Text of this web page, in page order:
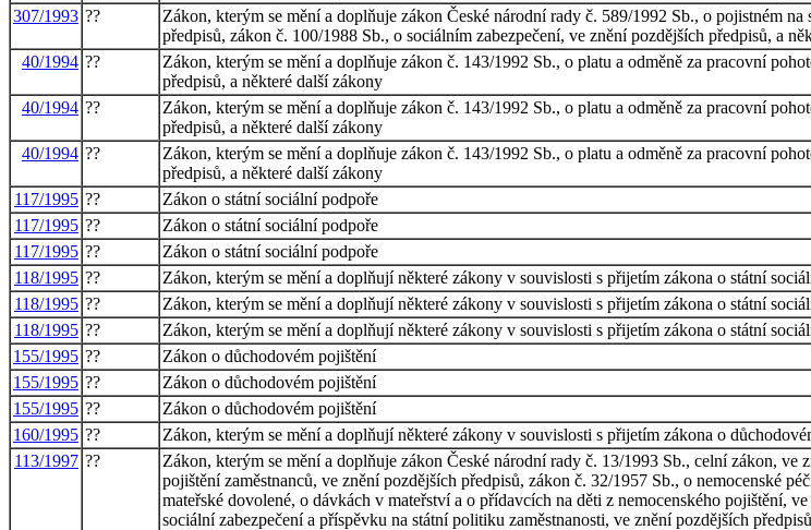
307/1993 ??
Zákon, kterým se mění a doplňuje zákon České národní rady č. 589/1992 Sb., o pojistném
předpisů, zákon č. 100/1988 Sb., o sociálním zabezpečení, ve znění pozdějších předpisů, a
40/1994 ??
Zákon, kterým se mění a doplňuje zákon č. 143/1992 Sb., o platu a odměně za pracovní
předpisů, a některé další zákony
40/1994 ??
Zákon, kterým se mění a doplňuje zákon č. 143/1992 Sb., o platu a odměně za pracovní
předpisů, a některé další zákony
40/1994 ??
Zákon, kterým se mění a doplňuje zákon č. 143/1992 Sb., o platu a odměně za pracovní
předpisů, a některé další zákony
117/1995 ??
Zákon o státní sociální podpoře
117/1995 ??
Zákon o státní sociální podpoře
117/1995 ??
Zákon o státní sociální podpoře
118/1995 ??
Zákon, kterým se mění a doplňují některé zákony v souvislosti s přijetím zákona o státní
118/1995 ??
Zákon, kterým se mění a doplňují některé zákony v souvislosti s přijetím zákona o státní
118/1995 ??
Zákon, kterým se mění a doplňují některé zákony v souvislosti s přijetím zákona o státní
155/1995 ??
Zákon o důchodovém pojištění
155/1995 ??
Zákon o důchodovém pojištění
155/1995 ??
Zákon o důchodovém pojištění
160/1995 ??
Zákon, kterým se mění a doplňují některé zákony v souvislosti s přijetím zákona o
113/1997 ??
Zákon, kterým se mění a doplňuje zákon České národní rady č. 13/1993 Sb., celní zákon,
pojištění zaměstnanců, ve znění pozdějších předpisů, zákon č. 32/1957 Sb., o nemocenské
mateřské dovolené, o dávkách v mateřství a o přídavcích na děti z nemocenského pojištění,
sociální zabezpečení a příspěvku na státní politiku zaměstnanosti, ve znění pozdějších předpisů